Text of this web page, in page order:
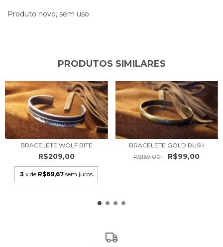
Produto novo, sem uso
PRODUTOS SIMILARES
BRACELETE WOLF BITE
R$209,00
3 x de R$69,67 sem juros
BRACELETE GOLD RUSH
R$169,00
R$99,00